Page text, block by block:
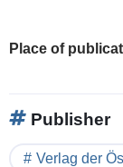
Place of
Publisher
Verlag der